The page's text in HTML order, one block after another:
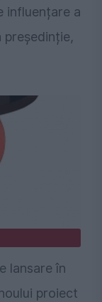
influențare a
președinție,
lansare în
proiect